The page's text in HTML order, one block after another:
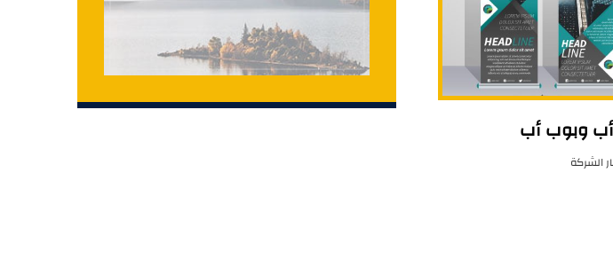
وبوب أب
الشركة